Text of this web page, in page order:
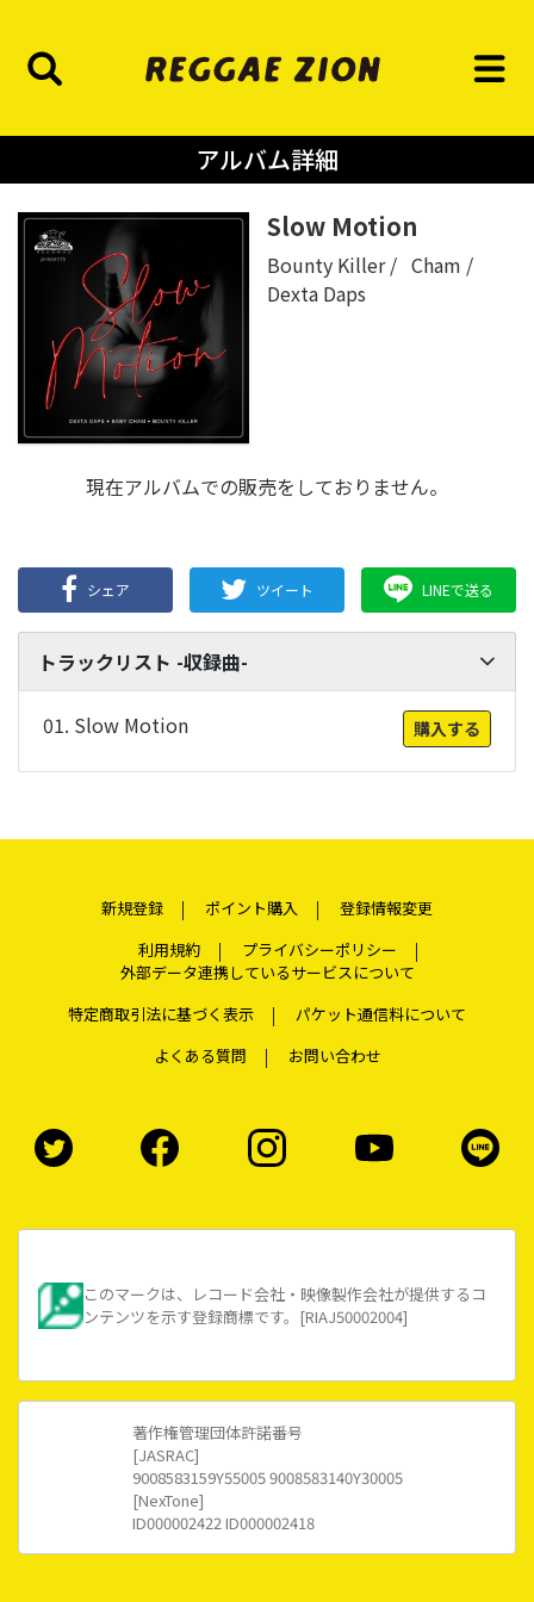
アルバム詳細
Slow Motion
Bounty Killer
Cham
Dexta Daps
現在アルバムでの販売をしておりません。
シェア ツイート LINEで送る
トラックリスト -収録曲-
01. Slow Motion 購入する
新規登録 ポイント購入
登録情報変更
利用規約
プライバシーポリシー
外部データ連携しているサービスについて
特定商取引法に基づく表示
パケット通信料について
よくある質問
お問い合わせ
このマークは、レコード会社・映像製作会社が提供するコ
ンテンツを示す登録商標です。[RIAJ50002004]
著作権管理団体許諾番号
[JASRAC]
9008583159Y55005 9008583140Y30005
[NexTone]
ID000002422 ID000002418